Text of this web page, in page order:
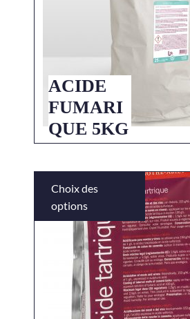
ACIDE
FUMARI
QUE 5KG
Choix des
options